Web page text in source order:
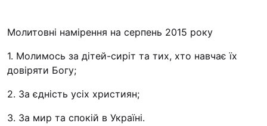
одна родина
“КОПА”
Молитовні намірення на серпень 2015 року
1. Молимось за дітей-сиріт та тих, хто навчає їх
довіряти Богу;
2. За єдність усіх християн;
3. За мир та спокій в Україні.